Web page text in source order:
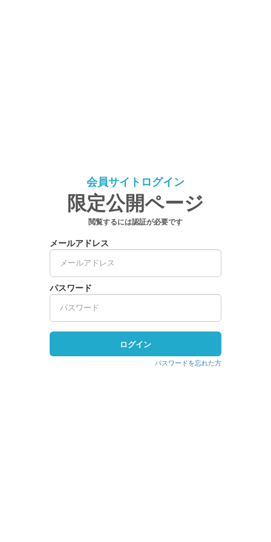
会員サイトログイン
限定公開ページ
閲覧するには認証が必要です
メールアドレス
パスワード
ログイン
パスワードを忘れた方